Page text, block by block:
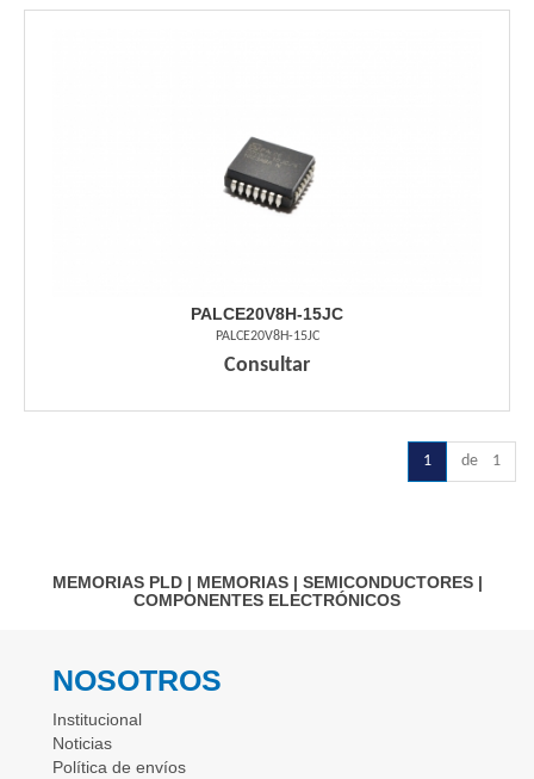
PALCE20V8H-15JC
PALCE20V8H-15JC
Consultar
1 de 1
MEMORIAS PLD| MEMORIAS| SEMICONDUCTORES|
COMPONENTES ELECTRÓNICOS
NOSOTROS
Institucional
Noticias
Política de envíos